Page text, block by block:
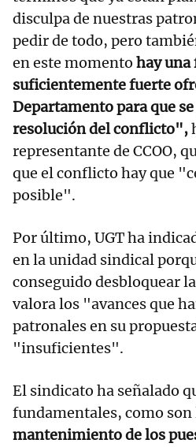
disculpa de nuestras
pedir de todo, pero
en este momento hay
suficientemente fuerte
Departamento para que
resolución del conflicto",
representante de CCOO,
que el conflicto hay que
posible".
Por último, UGT ha
en la unidad sindical
conseguido desbloquear
valora los "avances que
patronales en su
"insuficientes".
El sindicato ha señalado
fundamentales, como son
mantenimiento de los